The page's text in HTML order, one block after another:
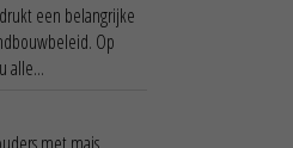
een belangrijke
Op
alle...